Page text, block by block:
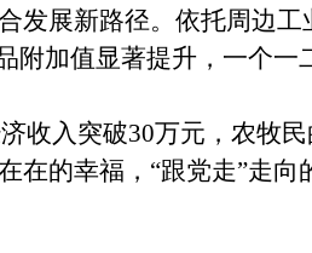
展新路径。依托周边工
附加值显著提升，一个
突破30万元，农牧民
在的幸福，“跟党走”走